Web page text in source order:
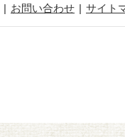
お問い合わせ サイト